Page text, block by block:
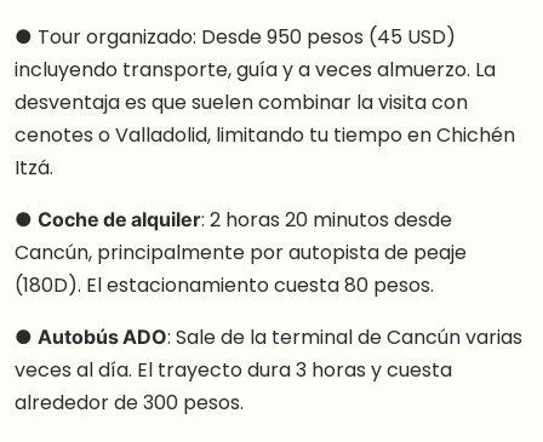
● Tour organizado: Desde 950 pesos (45 USD)
incluyendo transporte, guía y a veces almuerzo. La
desventaja es que suelen combinar la visita con
cenotes o Valladolid, limitando tu tiempo en Chichén
Itzá.
● Coche de alquiler: 2 horas 20 minutos desde
Cancún, principalmente por autopista de peaje
(180D). El estacionamiento cuesta 80 pesos.
● Autobús ADO: Sale de la terminal de Cancún varias
veces al día. El trayecto dura 3 horas y cuesta
alrededor de 300 pesos.